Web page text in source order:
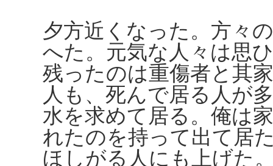
夕方近くなった。方々
へた。元気な人々は思
残ったのは重傷者と其
人も、死んで居る人が
水を求めて居る。俺は
れたのを持って出て居
ほしがる人にも上げた